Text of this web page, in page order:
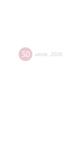
30 июля 2026